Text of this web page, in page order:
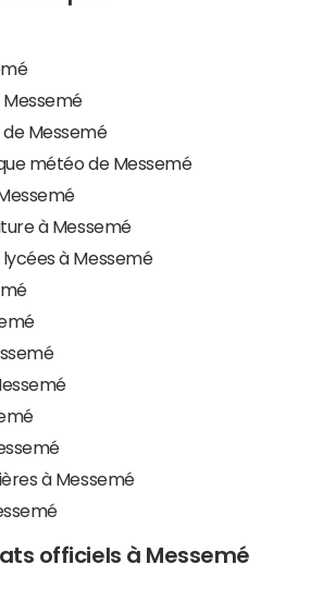
Messemé
Messemé
météo de Messemé
à Messemé
à Messemé
à Messemé
officiels à Messemé